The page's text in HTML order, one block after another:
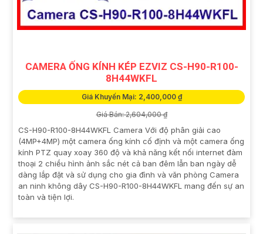
CAMERA ỐNG KÍNH KÉP EZVIZ CS-H90-R100-
8H44WKFL
Giá Khuyến Mại: 2,400,000 ₫
Giá Bán: 2,604,000 ₫
CS-H90-R100-8H44WKFL Camera Với độ phân giải cao
(4MP+4MP) một camera ống kính cố định và một camera ống
kính PTZ quay xoay 360 độ và khả năng kết nối internet đàm
thoại 2 chiều hình ảnh sắc nét cả ban đêm lẫn ban ngày dễ
dàng lắp đặt và sử dụng cho gia đình và văn phòng Camera
an ninh không dây CS-H90-R100-8H44WKFL mang đến sự an
toàn và tiện lợi.